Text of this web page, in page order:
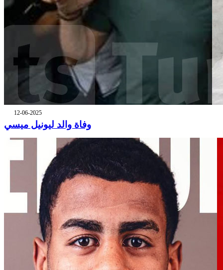
12-06-2025
وفاة والد ليونيل ميسي